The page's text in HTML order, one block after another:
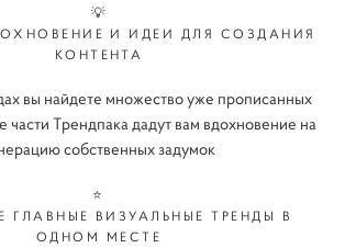
💡
И ИДЕИ ДЛЯ СОЗДАНИЯ
КОНТЕНТА
вы найдете множество уже прописанных
части Трендпака дадут вам вдохновение на
собственных задумок
⭐️
ГЛАВНЫЕ ВИЗУАЛЬНЫЕ ТРЕНДЫ В
ОДНОМ МЕСТЕ